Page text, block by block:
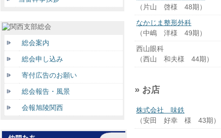
総会案内
総会申し込み
寄付広告のお願い
総会報告・風景
会報旭陵関西
（片山 啓様 48期）
なかじま整形外科
（中嶋 洋様 49期）
西山眼科
（西山 和夫様 44期）
» お店
株式会社 味鉄
（安田 好幸 様 43期）